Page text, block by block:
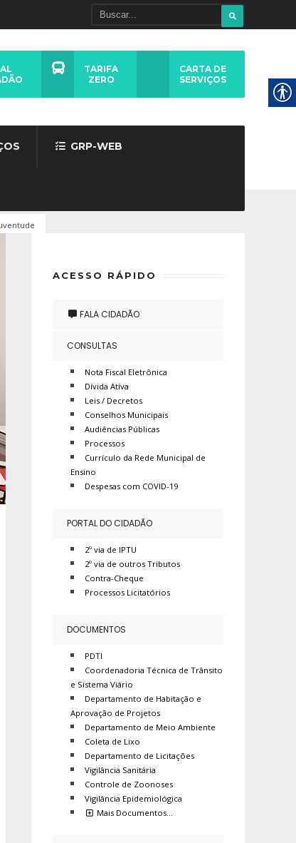
GRP-WEB
TARIFA
ZERO
CARTA DE
SERVIÇOS
ACESSO RÁPIDO
FALA CIDADÃO
CONSULTAS
Nota Fiscal Eletrônica
Dívida Atíva
Leis / Decretos
Conselhos Municipais
Audiências Públicas
Processos
Currículo da Rede Municipal de
Ensino
Despesas com COVID-19
PORTAL DO CIDADÃO
2º via de IPTU
2º via de outros Tributos
Contra-Cheque
Processos Licitatórios
DOCUMENTOS
PDTI
Coordenadoria Técnica de Trânsito
e Sistema Viário
Departamento de Habitação e
Aprovação de Projetos
Departamento de Meio Ambiente
Coleta de Lixo
Departamento de Licitações
Vigilância Sanitária
Controle de Zoonoses
Vigilância Epidemiológica
Mais Documentos…